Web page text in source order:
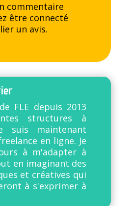
commentaire
être connecté
un avis.
FLE depuis 2013
structures à
suis maintenant
en ligne. Je
à m'adapter à
en imaginant des
et créatives qui
à s'exprimer à